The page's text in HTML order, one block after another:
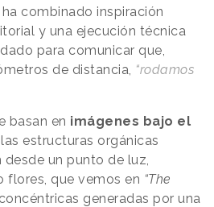
combinado inspiración
y una ejecución técnica
para comunicar que,
de distancia, “rodamos
basan en imágenes bajo el
estructuras orgánicas
desde un punto de luz,
flores, que vemos en “The
generadas por una